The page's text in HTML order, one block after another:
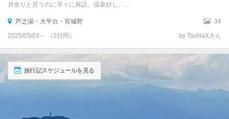
月余りと言うのに早々に再訪。温泉好し、...
芦之湯・大平台・宮城野
34
2025/05/03～ （2日間）
by TaxNaXさん
旅行記スケジュールを見る